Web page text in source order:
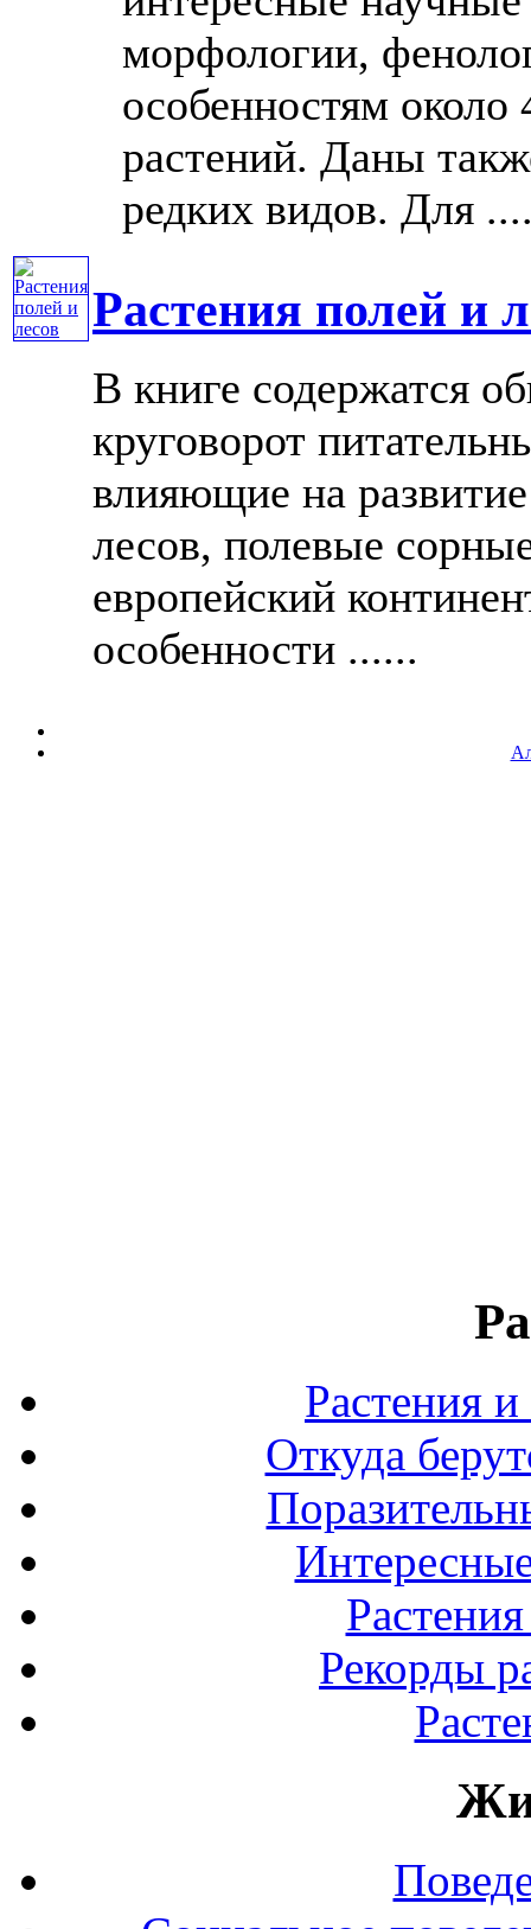
морфологии,
особенностям
растений. Даны
редких видов. Для
Растения полей и
В книге содержатся
круговорот
влияющие на
лесов, полевые
европейский
особенности ......
Растения
Откуда
Рекорды